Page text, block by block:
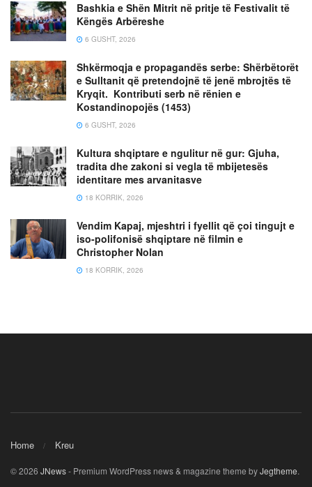
Bashkia e Shën Mitrit në pritje të Festivalit të
Këngës Arbëreshe
6 GUSHT, 2026
Shkërmoqja e propagandës serbe: Shërbëtorët
e Sulltanit që pretendojnë të jenë mbrojtës të
Kryqit. Kontributi serb në rënien e
Kostandinopojës (1453)
6 GUSHT, 2026
Kultura shqiptare e ngulitur në gur: Gjuha,
tradita dhe zakoni si vegla të mbijetesës
identitare mes arvanitasve
18 KORRIK, 2026
Vendim Kapaj, mjeshtri i fyellit që çoi tingujt e
iso-polifonisë shqiptare në filmin e
Christopher Nolan
18 KORRIK, 2026
Home Kreu
© 2026 JNews- Premium WordPress news & magazine theme byJegtheme.